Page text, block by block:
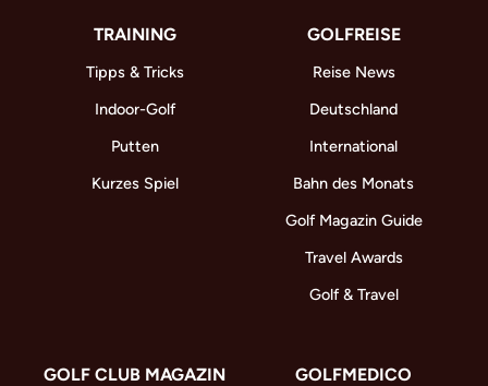
TRAINING
Tipps & Tricks
Indoor-Golf
Putten
Kurzes Spiel
GOLFREISE
Reise News
Deutschland
International
Bahn des Monats
Golf Magazin Guide
Travel Awards
Golf & Travel
GOLF CLUB MAGAZIN GOLFMEDICO